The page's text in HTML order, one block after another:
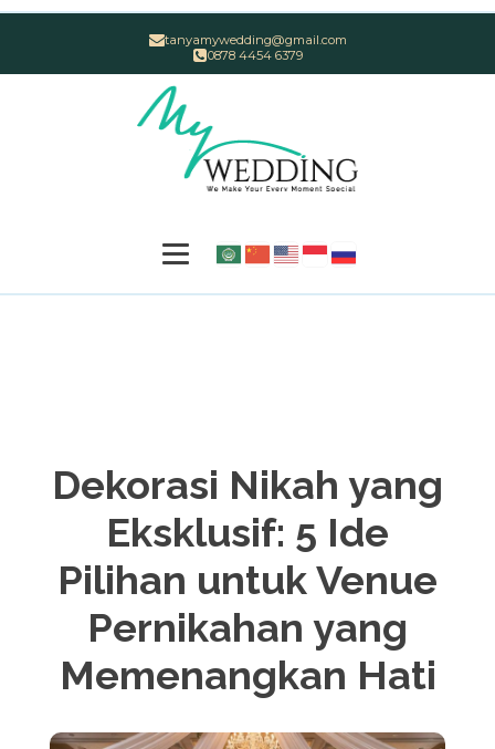
tanyamywedding@gmail.com
0878 4454 6379
Dekorasi Nikah yang
Eksklusif: 5 Ide
Pilihan untuk Venue
Pernikahan yang
Memenangkan Hati